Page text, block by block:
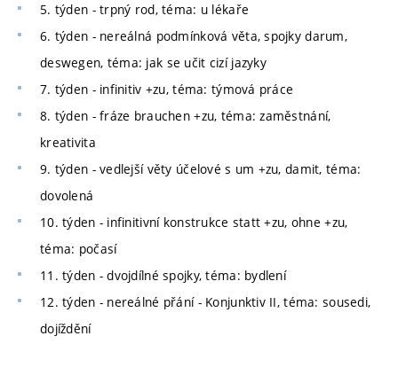
5. týden - trpný rod, téma: u lékaře
6. týden - nereálná podmínková věta, spojky darum,
deswegen, téma: jak se učit cizí jazyky
7. týden - infinitiv +zu, téma: týmová práce
8. týden - fráze brauchen +zu, téma: zaměstnání,
kreativita
9. týden - vedlejší věty účelové s um +zu, damit, téma:
dovolená
10. týden - infinitivní konstrukce statt +zu, ohne +zu,
téma: počasí
11. týden - dvojdílné spojky, téma: bydlení
12. týden - nereálné přání - Konjunktiv II, téma: sousedi,
dojíždění